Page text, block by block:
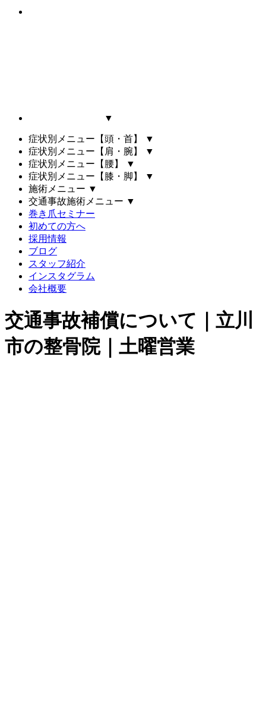
▼
症状別メニュー【頭・首】
▼
症状別メニュー【肩・腕】
▼
症状別メニュー【腰】
▼
症状別メニュー【膝・脚】
▼
施術メニュー ▼
交通事故施術メニュー ▼
巻き爪セミナー
初めての方へ
採用情報
ブログ
スタッフ紹介
インスタグラム
会社概要
交通事故補償について｜立川
市の整骨院｜土曜営業